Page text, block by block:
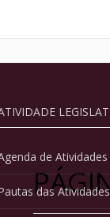
de Atividades
das Atividades